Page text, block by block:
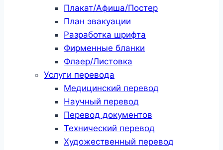
Плакат/Афиша/Постер
План эвакуации
Разработка шрифта
Фирменные бланки
Флаер/Листовка
Услуги перевода
Медицинский перевод
Научный перевод
Перевод документов
Технический перевод
Художественный перевод